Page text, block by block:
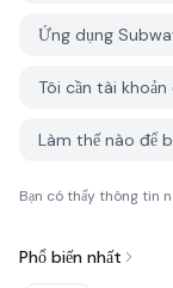
Bạn có thấy thông tin
Phổ biến nhất